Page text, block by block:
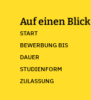
Auf einen Blick
START
BEWERBUNG BIS
DAUER
STUDIENFORM
ZULASSUNG